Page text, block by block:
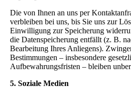
Die von Ihnen an uns per
verbleiben bei uns, bis Sie uns zur
Einwilligung zur Speicherung
die Datenspeicherung entfällt (z. B.
Bearbeitung Ihres Anliegens).
Bestimmungen – insbesondere
Aufbewahrungsfristen – bleiben
5. Soziale Medien